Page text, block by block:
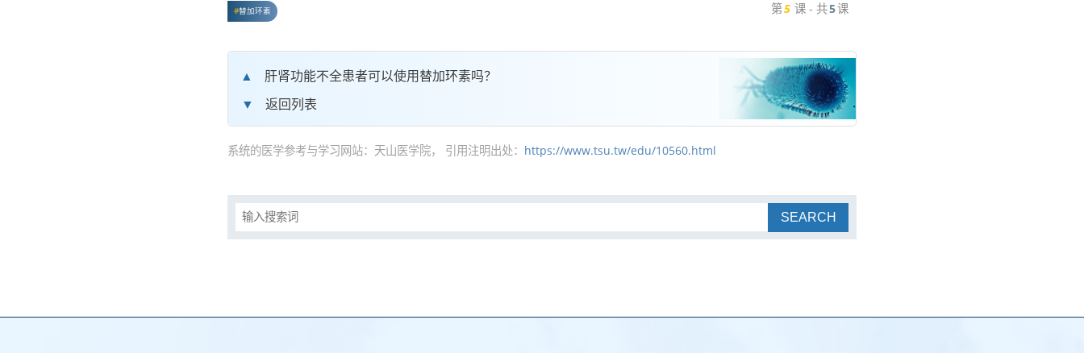
替加环素 第5 课 - 共5课
肝肾功能不全患者可以使用替加环素吗？
返回列表
系统的医学参考与学习网站：天山医学院， 引用注明出处： https://www.tsu.tw/edu/10560.html
SEARCH